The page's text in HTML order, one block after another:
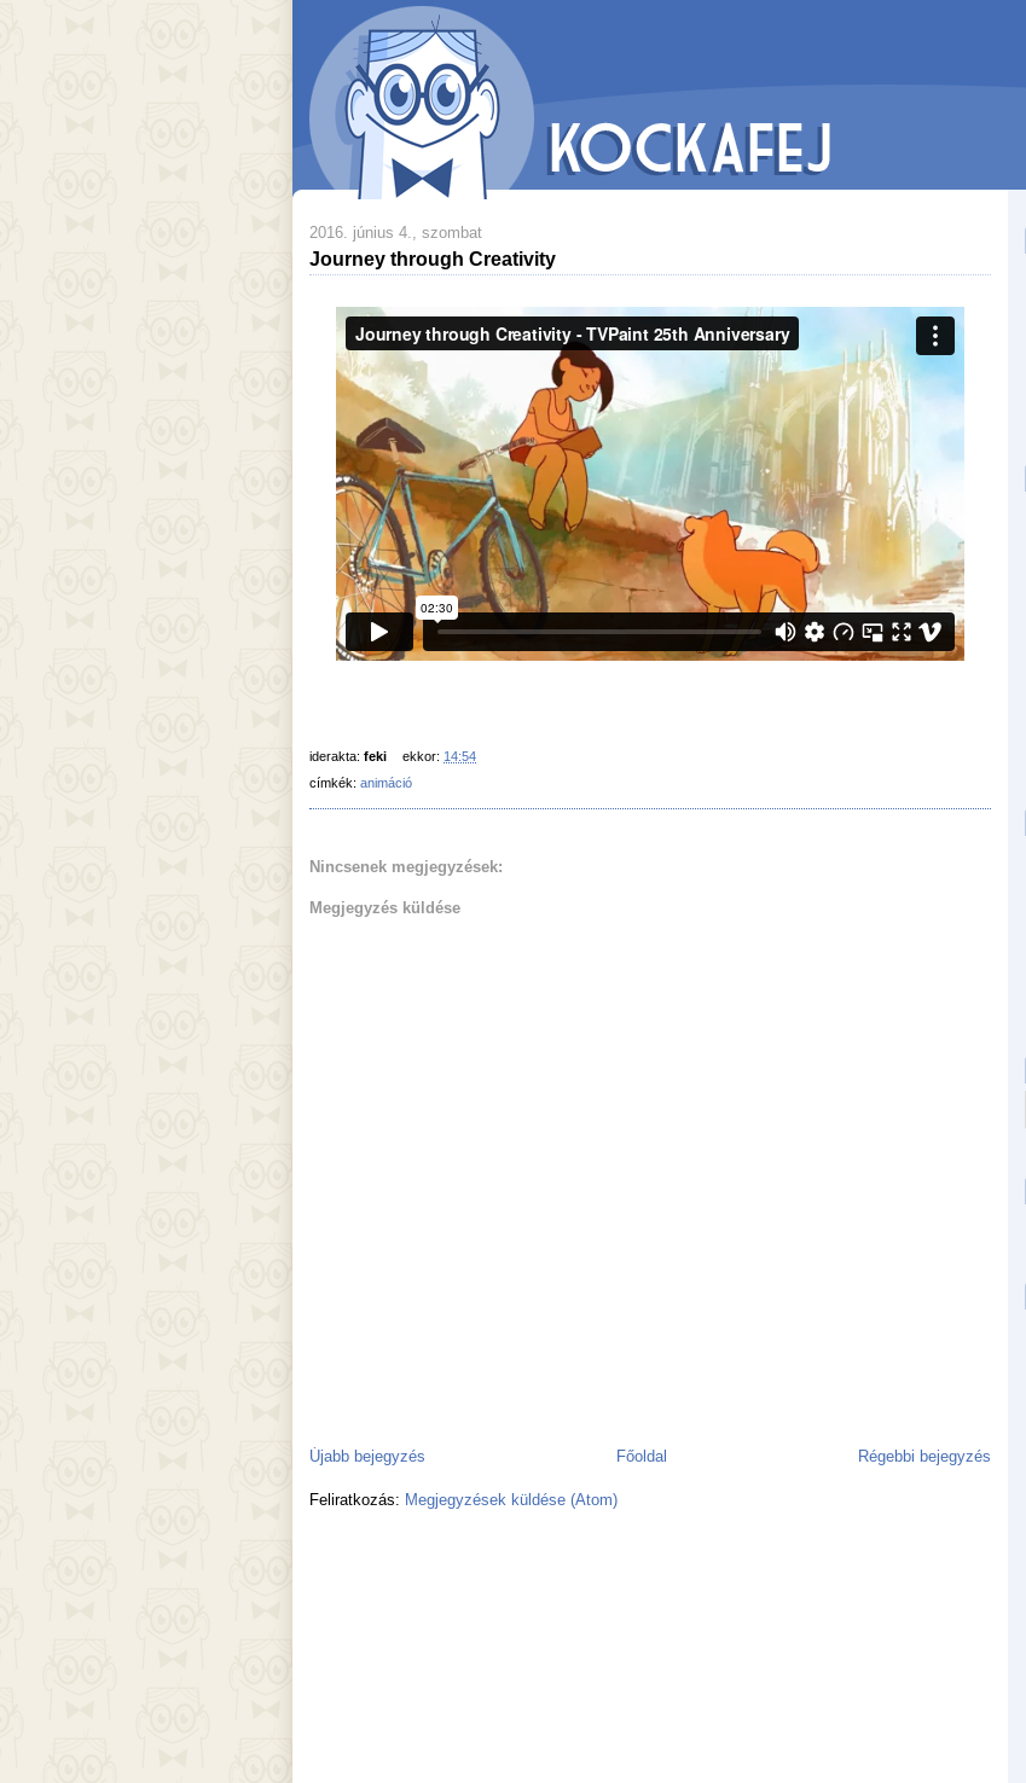
2016. június 4., szombat
Journey through Creativity
iderakta: feki ekkor: 14:54
címkék: animáció
Nincsenek megjegyzések:
Megjegyzés küldése
Újabb bejegyzés Régebbi bejegyzés
Főoldal
Feliratkozás: Megjegyzések küldése (Atom)